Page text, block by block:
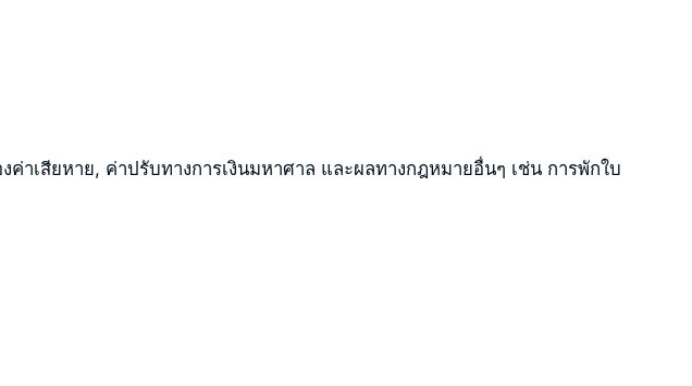
าเสียหาย, ค่าปรับทางการเงินมหาศาล และผลทางกฎหมายอื่นๆ เช่น การพักใบ